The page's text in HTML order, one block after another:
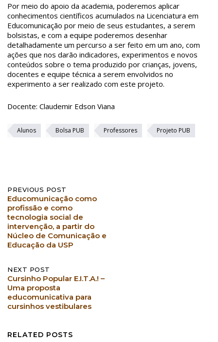
Por meio do apoio da academia, poderemos aplicar
conhecimentos científicos acumulados na Licenciatura em
Educomunicação por meio de seus estudantes, a serem
bolsistas, e com a equipe poderemos desenhar
detalhadamente um percurso a ser feito em um ano, com
ações que nos darão indicadores, experimentos e novos
conteúdos sobre o tema produzido por crianças, jovens,
docentes e equipe técnica a serem envolvidos no
experimento a ser realizado com este projeto.
Docente: Claudemir Edson Viana
Alunos Bolsa PUB Professores Projeto PUB
Post
navigation
PREVIOUS POST
Educomunicação como
profissão e como
tecnologia social de
intervenção, a partir do
Núcleo de Comunicação e
Educação da USP
NEXT POST
Cursinho Popular E.I.T.A.! –
Uma proposta
educomunicativa para
cursinhos vestibulares
RELATED POSTS